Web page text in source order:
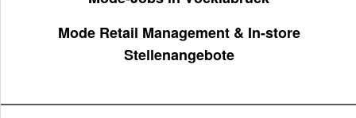
Mode Retail Management & In-store
Stellenangebote